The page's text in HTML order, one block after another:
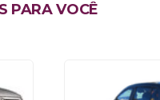
PARA VOCÊ